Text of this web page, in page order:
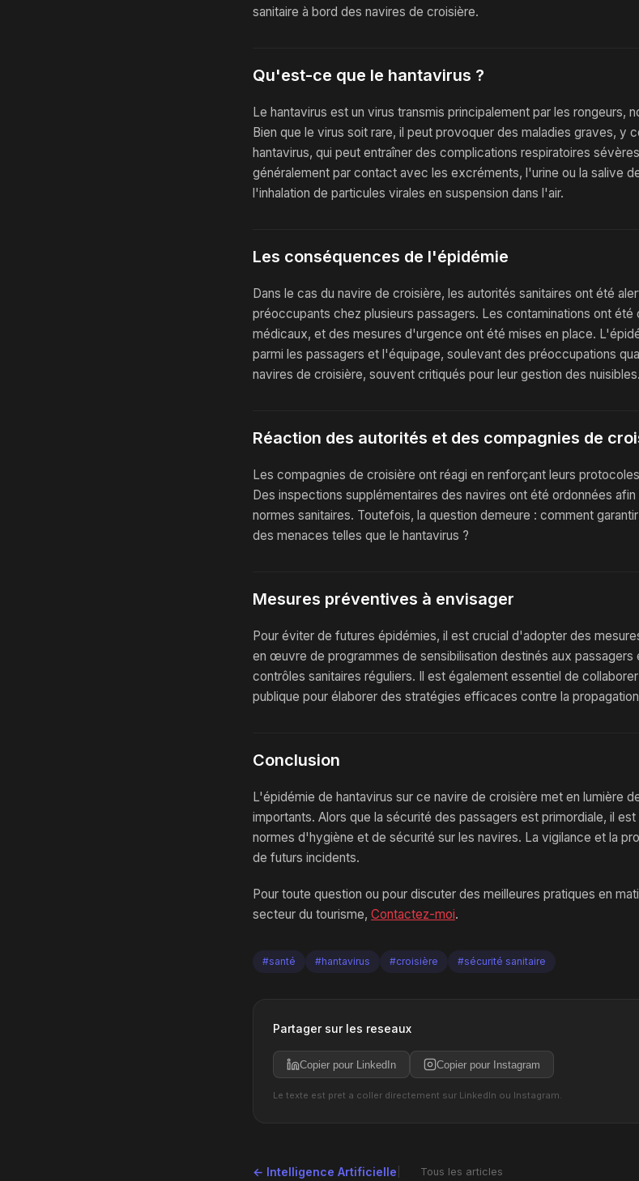
sanitaire à bord des navires de croisière.
Qu'est-ce que le hantavirus ?
Le hantavirus est un virus transmis principalement par les rongeurs,
Bien que le virus soit rare, il peut provoquer des maladies graves, y
hantavirus, qui peut entraîner des complications respiratoires
généralement par contact avec les excréments, l'urine ou la salive
l'inhalation de particules virales en suspension dans l'air.
Les conséquences de l'épidémie
Dans le cas du navire de croisière, les autorités sanitaires ont été
préoccupants chez plusieurs passagers. Les contaminations ont
médicaux, et des mesures d'urgence ont été mises en place.
parmi les passagers et l'équipage, soulevant des préoccupations
navires de croisière, souvent critiqués pour leur gestion des nuisibles.
Réaction des autorités et des compagnies de
Les compagnies de croisière ont réagi en renforçant leurs
Des inspections supplémentaires des navires ont été ordonnées
normes sanitaires. Toutefois, la question demeure : comment
des menaces telles que le hantavirus ?
Mesures préventives à envisager
Pour éviter de futures épidémies, il est crucial d'adopter des
en œuvre de programmes de sensibilisation destinés aux passagers
contrôles sanitaires réguliers. Il est également essentiel de
publique pour élaborer des stratégies efficaces contre la
Conclusion
L'épidémie de hantavirus sur ce navire de croisière met en lumière
importants. Alors que la sécurité des passagers est primordiale, il
normes d'hygiène et de sécurité sur les navires. La vigilance et la
de futurs incidents.
Pour toute question ou pour discuter des meilleures pratiques en
secteur du tourisme, Contactez-moi.
#santé #hantavirus #croisière #sécurité sanitaire
Partager sur les reseaux
Copier pour LinkedIn Copier pour Instagram
Le texte est pret a coller directement sur LinkedIn ou Instagram.
← Intelligence Artificielle Tous les articles